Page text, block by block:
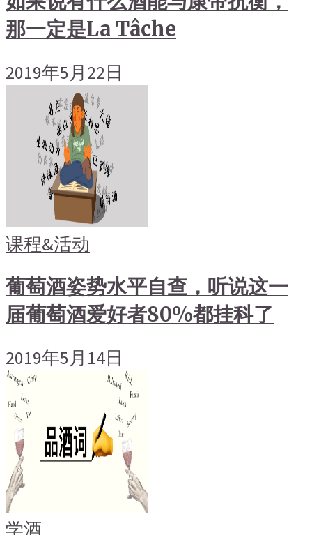
那一定是La Tâche
2019年5月22日
课程&活动
葡萄酒姿势水平自查，听说这一
届葡萄酒爱好者80%都挂科了
2019年5月14日
学酒